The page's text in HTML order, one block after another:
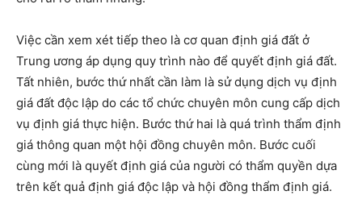
Việc cần xem xét tiếp theo là cơ quan định giá đất ở
Trung ương áp dụng quy trình nào để quyết định giá đất.
Tất nhiên, bước thứ nhất cần làm là sử dụng dịch vụ định
giá đất độc lập do các tổ chức chuyên môn cung cấp dịch
vụ định giá thực hiện. Bước thứ hai là quá trình thẩm định
giá thông quan một hội đồng chuyên môn. Bước cuối
cùng mới là quyết định giá của người có thẩm quyền dựa
trên kết quả định giá độc lập và hội đồng thẩm định giá.